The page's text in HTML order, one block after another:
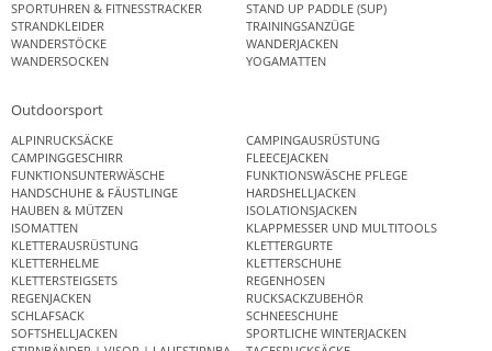
SPORTUHREN & FITNESSTRACKER
STAND UP PADDLE (SUP)
STRANDKLEIDER
TRAININGSANZÜGE
WANDERSTÖCKE
WANDERJACKEN
WANDERSOCKEN
YOGAMATTEN
Outdoorsport
ALPINRUCKSÄCKE
CAMPINGAUSRÜSTUNG
CAMPINGGESCHIRR
FLEECEJACKEN
FUNKTIONSUNTERWÄSCHE
FUNKTIONSWÄSCHE PFLEGE
HANDSCHUHE & FÄUSTLINGE
HARDSHELLJACKEN
HAUBEN & MÜTZEN
ISOLATIONSJACKEN
ISOMATTEN
KLAPPMESSER UND MULTITOOLS
KLETTERAUSRÜSTUNG
KLETTERGURTE
KLETTERHELME
KLETTERSCHUHE
KLETTERSTEIGSETS
REGENHOSEN
REGENJACKEN
RUCKSACKZUBEHÖR
SCHLAFSACK
SCHNEESCHUHE
SOFTSHELLJACKEN
SPORTLICHE WINTERJACKEN